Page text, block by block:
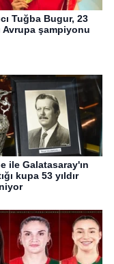
Tuğba Bugur, 23
Avrupa şampiyonu
ile Galatasaray'ın
kupa 53 yıldır